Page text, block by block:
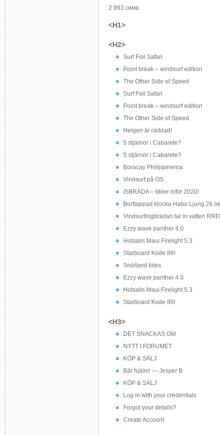
2 993 симв.
<H1>
<H2>
Surf Foil Safari
Point break – windsurf edition
The Other Side of Speed
Surf Foil Safari
Point break – windsurf edition
The Other Side of Speed
Helgen är räddad!
5 stjärnor i Cabarete?
5 stjärnor i Cabarete?
Boracay Philippinerna
Vindsurf på OS
ISBRÄDA – Idéer inför 2020!
Borttappad klocka Habo Ljung 26
Vindsurfingbrädan tar in vatten RRD
Ezzy wave panther 4.0
Hotsails Maui Firelight 5.3
Starboard Kode 86l
Snö/land kites
Ezzy wave panther 4.0
Hotsails Maui Firelight 5.3
Starboard Kode 86l
<H3>
DET SNACKAS OM
NYTT I FORUMET
KÖP & SÄLJ
Bär hjälm! — Jesper B
KÖP & SÄLJ
Log in with your credentials
Forgot your details?
Create Account